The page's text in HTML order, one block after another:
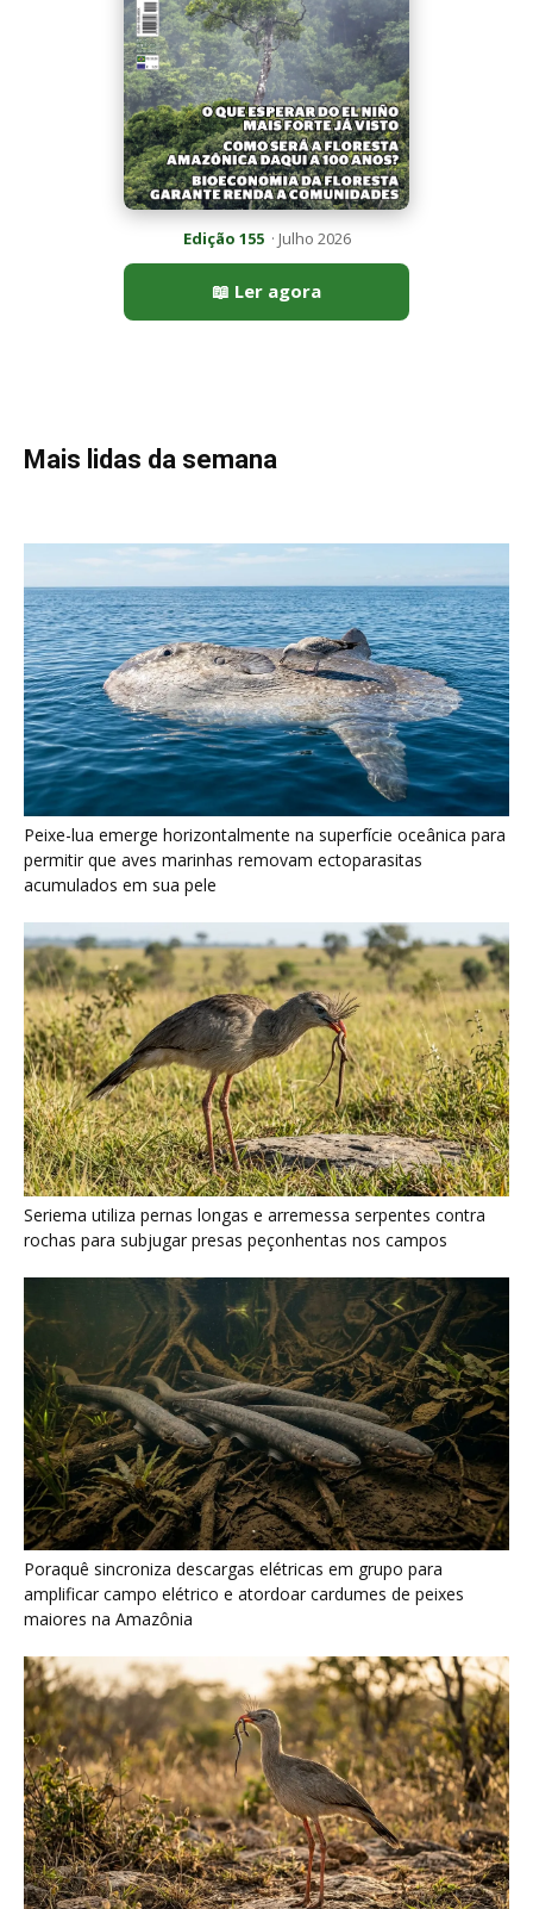
Mais lidas da semana
Peixe-lua emerge horizontalmente na superfície oceânica para
permitir que aves marinhas removam ectoparasitas
Seriema utiliza pernas longas e arremessa serpentes contra
rochas para subjugar presas peçonhentas nos campos
Poraquê sincroniza descargas elétricas em grupo para
amplificar campo elétrico e atordoar cardumes de peixes
maiores na Amazônia
Seriema combina corridas em alta velocidade e arremessos
contra rochas para imobilizar serpentes peçonhentas no
cerrado